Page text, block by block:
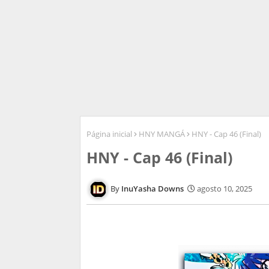
Página inicial HNY MANGÁ HNY - Cap 46 (Final)
HNY - Cap 46 (Final)
InuYasha Downs agosto 10, 2025